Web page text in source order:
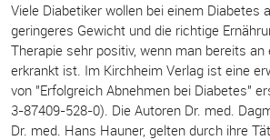
Viele Diabetiker wollen bei einem Diabetes
geringeres Gewicht und die richtige
Therapie sehr positiv, wenn man bereits an
erkrankt ist. Im Kirchheim Verlag ist eine
von "Erfolgreich Abnehmen bei Diabetes"
3-87409-528-0). Die Autoren Dr. med.
Dr. med. Hans Hauner, gelten durch ihre